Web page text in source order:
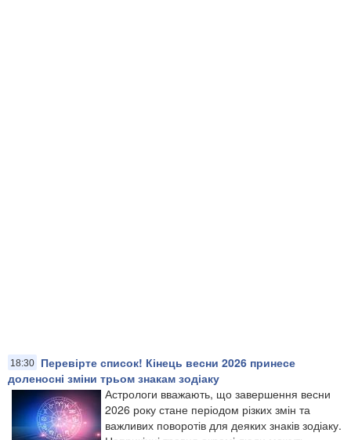
18:30
Перевірте список! Кінець весни 2026 принесе
доленосні зміни трьом знакам зодіаку
Астрологи вважають, що завершення весни
2026 року стане періодом різких змін та
важливих поворотів для деяких знаків зодіаку.